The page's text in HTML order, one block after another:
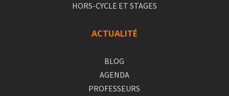
HORS-CYCLE ET STAGES
ACTUALITÉ
BLOG
AGENDA
PROFESSEURS